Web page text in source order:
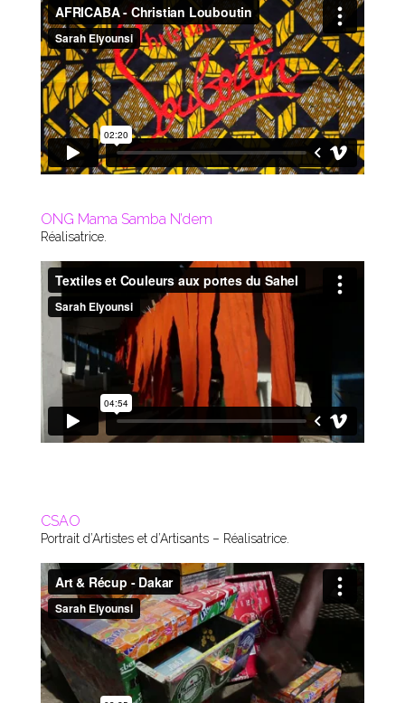
ONG Mama Samba N’dem
Réalisatrice.
CSAO
Portrait d’Artistes et d’Artisants – Réalisatrice.